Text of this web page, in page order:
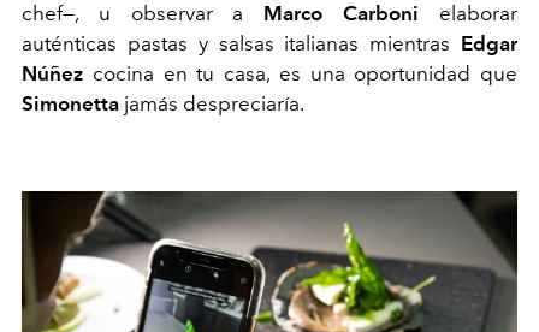
chef—, u observar a Marco Carboni elaborar
auténticas pastas y salsas italianas mientras Edgar
Núñez cocina en tu casa, es una oportunidad que
Simonetta jamás despreciaría.